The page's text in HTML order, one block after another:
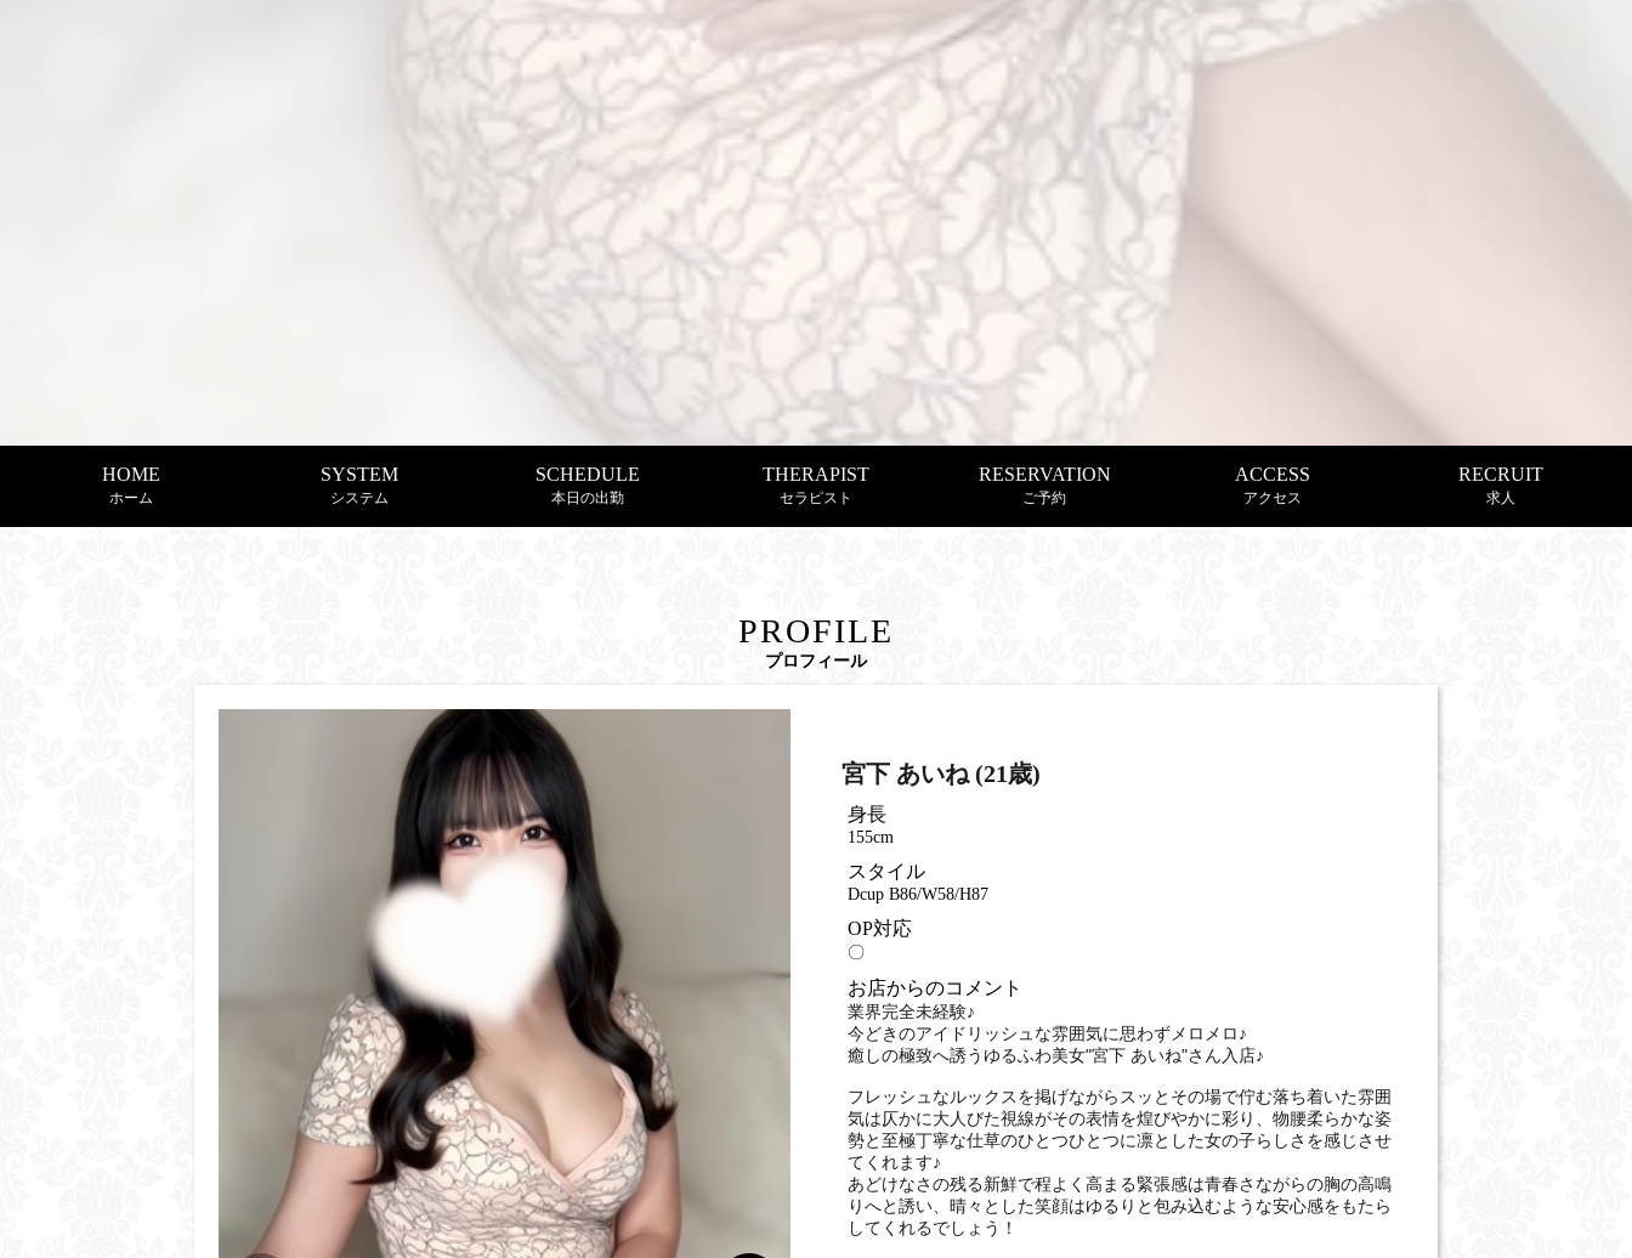
HOME
ホーム
SYSTEM
システム
SCHEDULE
本日の出勤
THERAPIST
セラピスト
RESERVATION
ご予約
ACCESS
アクセス
RECRUIT
求人
PROFILE
プロフィール
宮下 あいね (21歳)
身長
155cm
スタイル
Dcup B86/W58/H87
OP対応
〇
お店からのコメント
業界完全未経験♪
今どきのアイドリッシュな雰囲気に思わずメロメロ♪
癒しの極致へ誘うゆるふわ美女"宮下 あいね"さん入店♪
フレッシュなルックスを掲げながらスッとその場で佇む落ち着いた雰囲
気は仄かに大人びた視線がその表情を煌びやかに彩り、物腰柔らかな姿
勢と至極丁寧な仕草のひとつひとつに凛とした女の子らしさを感じさせ
てくれます♪
あどけなさの残る新鮮で程よく高まる緊張感は青春さながらの胸の高鳴
りへと誘い、晴々とした笑顔はゆるりと包み込むような安心感をもたら
してくれるでしょう！